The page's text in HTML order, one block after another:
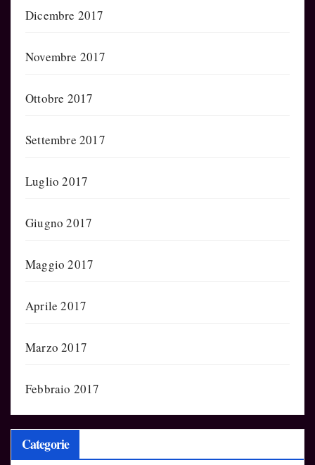
Dicembre 2017
Novembre 2017
Ottobre 2017
Settembre 2017
Luglio 2017
Giugno 2017
Maggio 2017
Aprile 2017
Marzo 2017
Febbraio 2017
Categorie